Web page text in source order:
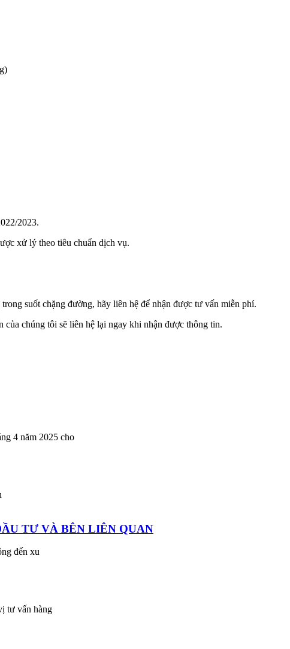
2023.
xử lý theo tiêu chuẩn dịch vụ.
suốt chặng đường, hãy liên hệ để nhận được tư vấn miễn phí.
chúng tôi sẽ liên hệ lại ngay khi nhận được thông tin.
4 năm 2025 cho
TƯ VÀ BÊN LIÊN QUAN
đến xu
tư vấn hàng